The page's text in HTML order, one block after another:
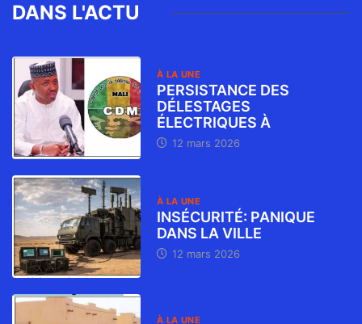
DANS L'ACTU
À LA UNE
PERSISTANCE DES
DÉLESTAGES
ÉLECTRIQUES À
12 mars 2026
À LA UNE
INSÉCURITÉ: PANIQUE
DANS LA VILLE
12 mars 2026
À LA UNE